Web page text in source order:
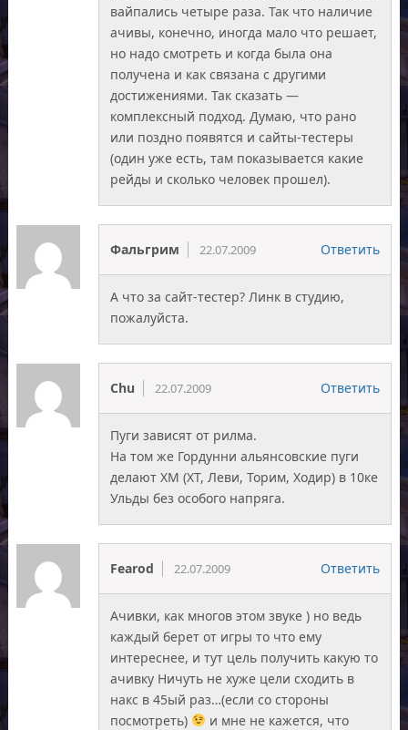
вайпались четыре раза. Так что наличие
ачивы, конечно, иногда мало что решает,
но надо смотреть и когда была она
получена и как связана с другими
достижениями. Так сказать —
комплексный подход. Думаю, что рано
или поздно появятся и сайты-тестеры
(один уже есть, там показывается какие
рейды и сколько человек прошел).
Фальгрим 22.07.2009 Ответить
А что за сайт-тестер? Линк в студию,
пожалуйста.
Chu 22.07.2009 Ответить
Пуги зависят от рилма.
На том же Гордунни альянсовские пуги
делают ХМ (ХТ, Леви, Торим, Ходир) в 10ке
Ульды без особого напряга.
Fearod 22.07.2009 Ответить
Ачивки, как многов этом звуке ) но ведь
каждый берет от игры то что ему
интереснее, и тут цель получить какую то
ачивку Ничуть не хуже цели сходить в
накс в 45ый раз…(если со стороны
посмотреть)
и мне не кажется, что